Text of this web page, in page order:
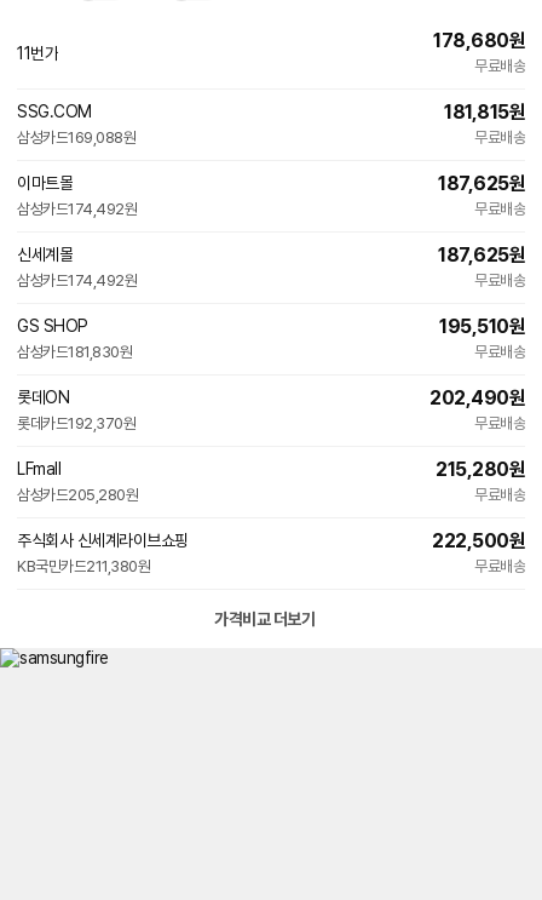
11번가
178,680원
무료배송
SSG.COM
삼성카드169,088원
181,815원
무료배송
이마트몰
삼성카드174,492원
187,625원
무료배송
신세계몰
삼성카드174,492원
187,625원
무료배송
GS SHOP
삼성카드181,830원
195,510원
무료배송
롯데ON
롯데카드192,370원
202,490원
무료배송
LFmall
삼성카드205,280원
215,280원
무료배송
주식회사 신세계라이브쇼핑
KB국민카드211,380원
222,500원
무료배송
가격비교 더보기